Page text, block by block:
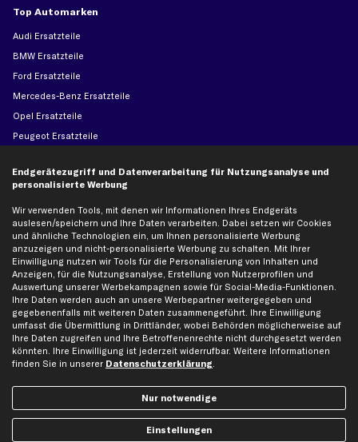
Top Automarken
Audi Ersatzteile
BMW Ersatzteile
Ford Ersatzteile
Mercedes-Benz Ersatzteile
Opel Ersatzteile
Peugeot Ersatzteile
Seat Ersatzteile
VW Ersatzteile
Social Media
Jetzt APP Downloaden
kfzteile24 Newsletter
Alle Angebote, Rabatte & Specials.
Endgerätezugriff und Datenverarbeitung für Nutzungsanalyse und
personalisierte Werbung
Wir verwenden Tools, mit denen wir Informationen Ihres Endgeräts
auslesen/speichern und Ihre Daten verarbeiten. Dabei setzen wir Cookies
und ähnliche Technologien ein, um Ihnen personalisierte Werbung
anzuzeigen und nicht-personalisierte Werbung zu schalten. Mit Ihrer
Einwilligung nutzen wir Tools für die Personalisierung von Inhalten und
Anzeigen, für die Nutzungsanalyse, Erstellung von Nutzerprofilen und
Auswertung unserer Werbekampagnen sowie für Social-Media-Funktionen.
Ihre Daten werden auch an unsere Werbepartner weitergegeben und
gegebenenfalls mit weiteren Daten zusammengeführt. Ihre Einwilligung
umfasst die Übermittlung in Drittländer, wobei Behörden möglicherweise auf
Ihre Daten zugreifen und Ihre Betroffenenrechte nicht durchgesetzt werden
könnten. Ihre Einwilligung ist jederzeit widerrufbar. Weitere Informationen
finden Sie in unserer Datenschutzerklärung.
Nur notwendige
Einstellungen